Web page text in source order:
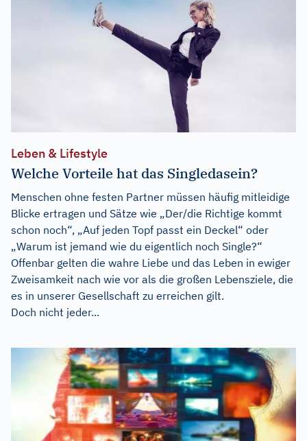
Leben & Lifestyle
Welche Vorteile hat das Singledasein?
Menschen ohne festen Partner müssen häufig mitleidige
Blicke ertragen und Sätze wie „Der/die Richtige kommt
schon noch“, „Auf jeden Topf passt ein Deckel“ oder
„Warum ist jemand wie du eigentlich noch Single?“
Offenbar gelten die wahre Liebe und das Leben in ewiger
Zweisamkeit nach wie vor als die großen Lebensziele, die
es in unserer Gesellschaft zu erreichen gilt.
Doch nicht jeder...